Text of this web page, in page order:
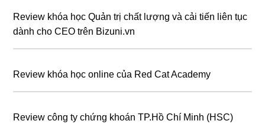
Review khóa học Quản trị chất lượng và cải tiến liên tục
dành cho CEO trên Bizuni.vn
Review khóa học online của Red Cat Academy
Review công ty chứng khoán TP.Hồ Chí Minh (HSC)